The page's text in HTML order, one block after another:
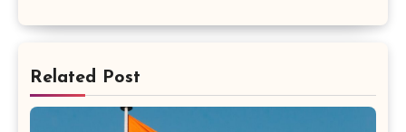
Related Post